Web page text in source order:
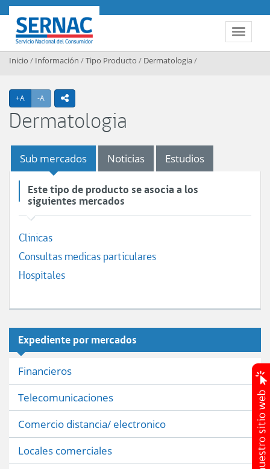
Contenido principal
Toggle
SERNAC
Inicio / Información /Tipo Producto / Dermatologia/
+A Agrandar texto
-A Achicar textoicono compartir
Dermatologia
Sub mercados Noticias Estudios
Este tipo de producto se asocia a los
siguientes mercados
Clinicas
Consultas medicas particulares
Hospitales
Expediente por mercados
Financieros
Telecomunicaciones
Comercio distancia/ electronico
Locales comerciales